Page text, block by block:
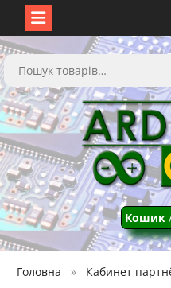
Перейти
до
вмісту
Шукати:
Кошик
Головна Кабинет